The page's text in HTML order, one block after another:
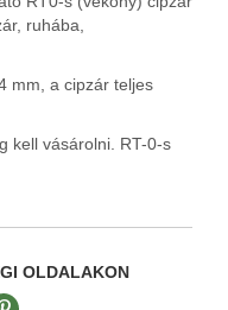
ruhába,
mm, a cipzár teljes
kell vásárolni. RT-0-s
OLDALAKON